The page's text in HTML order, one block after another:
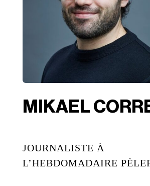
MIKAEL
JOURNALISTE À
L’HEBDOMADAIRE